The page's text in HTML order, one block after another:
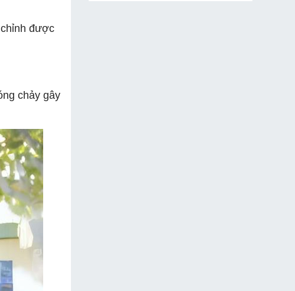
được
chảy gây